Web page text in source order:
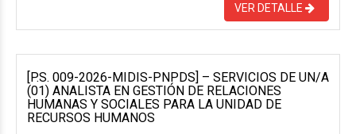
VER DETALLE
[P.S. 009-2026-MIDIS-PNPDS] – SERVICIOS DE UN/A
(01) ANALISTA EN GESTIÓN DE RELACIONES
HUMANAS Y SOCIALES PARA LA UNIDAD DE
RECURSOS HUMANOS